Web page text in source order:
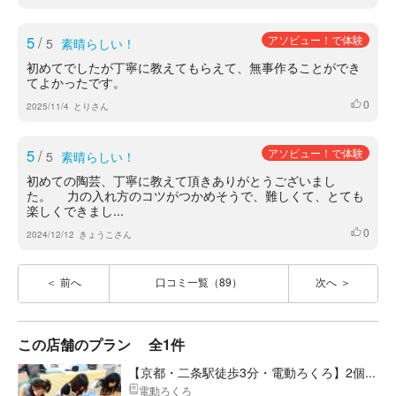
5/ 5 素晴らしい！ アソビュー！で体験
初めてでしたが丁寧に教えてもらえて、無事作ることができ
てよかったです。
2025/11/4 とりさん いいね
0
5/ 5 素晴らしい！ アソビュー！で体験
初めての陶芸、丁寧に教えて頂きありがとうございまし
た。 力の入れ方のコツがつかめそうで、難しくて、とても
楽しくできまし...
2024/12/12 きょうこさん いいね
0
前へ 口コミ一覧（89） 次へ
この店舗のプラン 全1件
【京都・二条駅徒歩3分・電動ろくろ】2個...
電動ろくろ